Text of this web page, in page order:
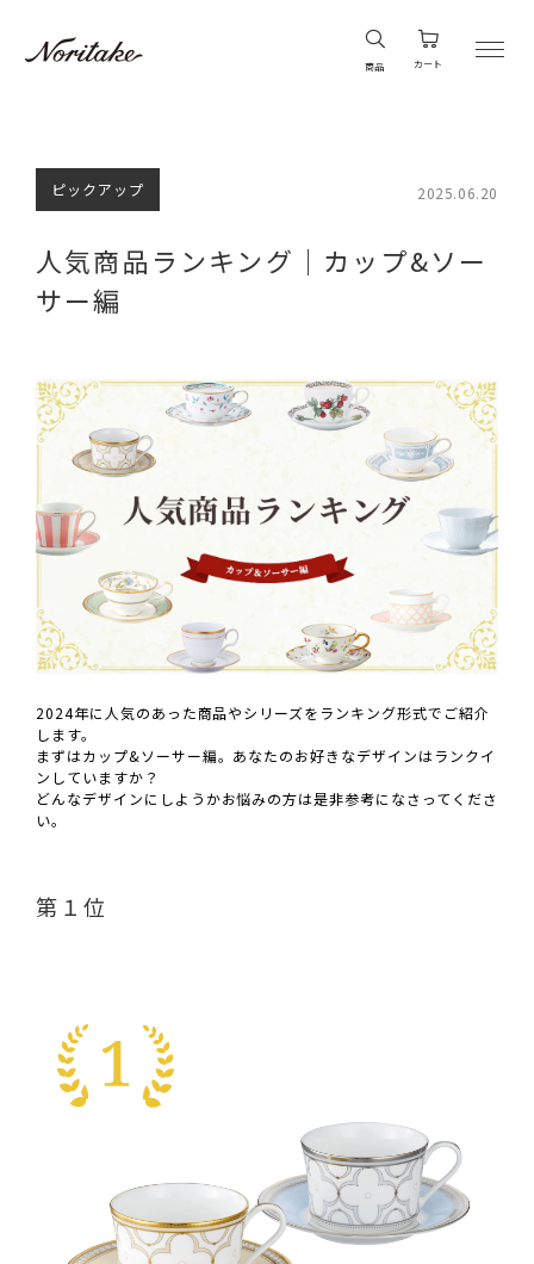
商品 カート
ピックアップ 2025.06.20
人気商品ランキング｜カップ&ソー
サー編
2024年に人気のあった商品やシリーズをランキング形式でご紹介
します。
まずはカップ&ソーサー編。あなたのお好きなデザインはランクイ
ンしていますか？
どんなデザインにしようかお悩みの方は是非参考になさってくださ
い。
第１位